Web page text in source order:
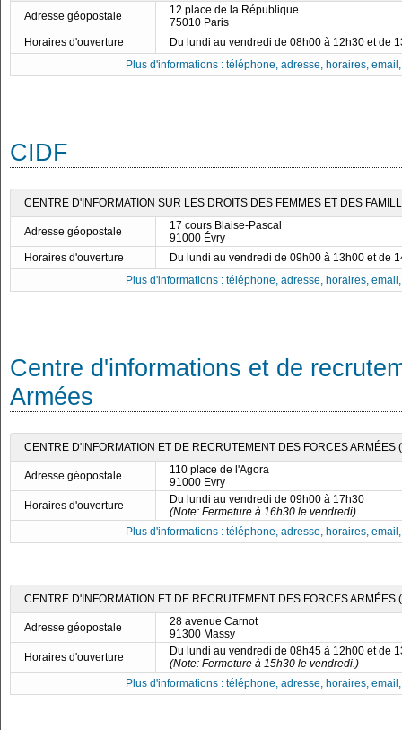
Adresse géopostale
12 place de la République
75010 Paris
Horaires d'ouverture
Du lundi au vendredi de 08h00 à 12h30 et de
Plus d'informations : téléphone, adresse, horaires,
CIDF
CENTRE D'INFORMATION SUR LES DROITS DES FEMMES ET DES
Adresse géopostale
17 cours Blaise-Pascal
91000 Évry
Horaires d'ouverture
Du lundi au vendredi de 09h00 à 13h00 et de
Plus d'informations : téléphone, adresse, horaires,
Centre d'informations et de
Armées
CENTRE D'INFORMATION ET DE RECRUTEMENT DES FORCES ARMÉES
Adresse géopostale
110 place de l'Agora
91000 Evry
Horaires d'ouverture
Du lundi au vendredi de 09h00 à 17h30
(Note: Fermeture à 16h30 le vendredi)
Plus d'informations : téléphone, adresse, horaires,
CENTRE D'INFORMATION ET DE RECRUTEMENT DES FORCES ARMÉES
Adresse géopostale
28 avenue Carnot
91300 Massy
Horaires d'ouverture
Du lundi au vendredi de 08h45 à 12h00 et de
(Note: Fermeture à 15h30 le vendredi.)
Plus d'informations : téléphone, adresse, horaires,